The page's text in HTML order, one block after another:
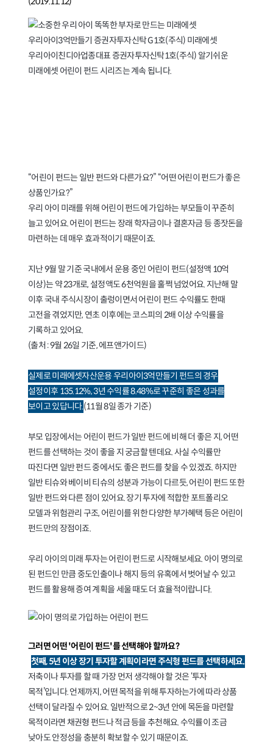
“어린이 펀드는 일반 펀드와 다른가요?” “어떤 어린이 펀드가 좋은
상품인가요?”
우리 아이 미래를 위해 어린이 펀드에 가입하는 부모들이 꾸준히
늘고 있어요. 어린이 펀드는 장래 학자금이나 결혼자금 등 종잣돈을
마련하는 데 매우 효과적이기 때문이죠.
지난 9월 말 기준 국내에서 운용 중인 어린이 펀드(설정액 10억
이상)는 약 23개로, 설정액도 6천억원을 훌쩍 넘었어요. 지난해 말
이후 국내 주식시장이 출렁이면서 어린이 펀드 수익률도 한때
고전을 겪었지만, 연초 이후에는 코스피의 2배 이상 수익률을
기록하고 있어요.
(출처 : 9월 26일 기준, 에프앤가이드)
실제로 미래에셋자산운용 우리아이3억만들기 펀드의 경우
설정이후 135.12%, 3년 수익률 8.48%로 꾸준히 좋은 성과를
보이고 있답니다.(11월 8일 종가 기준)
부모 입장에서는 어린이 펀드가 일반 펀드에 비해 더 좋은 지, 어떤
펀드를 선택하는 것이 좋을 지 궁금할 텐데요. 사실 수익률만
따진다면 일반 펀드 중에서도 좋은 펀드를 찾을 수 있겠죠. 하지만
일반 티슈와 베이비 티슈의 성분과 가능이 다르듯, 어린이 펀드 또한
일반 펀드와 다른 점이 있어요. 장기 투자에 적합한 포트폴리오
모델과 위험관리 구조, 어린이를 위한 다양한 부가혜택 등은 어린이
펀드만의 장점이죠.
우리 아이의 미래 투자는 어린이 펀드로 시작해보세요. 아이 명의로
된 펀드인 만큼 중도인출이나 해지 등의 유혹에서 벗어날 수 있고
펀드를 활용해 증여 계획을 세울 때도 더 효율적이랍니다.
그러면 어떤 '어린이 펀드'를 선택해야 할까요?
첫째, 5년 이상 장기 투자할 계획이라면 주식형 펀드를 선택하세요.
저축이나 투자를 할 때 가장 먼저 생각해야 할 것은 ‘투자
목적’입니다. 언제까지, 어떤 목적을 위해 투자하는가에 따라 상품
선택이 달라질 수 있어요. 일반적으로 2~3년 안에 목돈을 마련할
목적이라면 채권형 펀드나 적금 등을 추천해요. 수익률이 조금
낮아도 안정성을 충분히 확보할 수 있기 때문이죠.